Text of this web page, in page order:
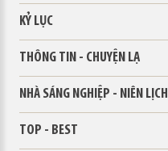
KỶ LỤC
THÔNG TIN - CHUYỆN LẠ
NHÀ SÁNG NGHIỆP - NIÊN LỊCH
TOP - BEST